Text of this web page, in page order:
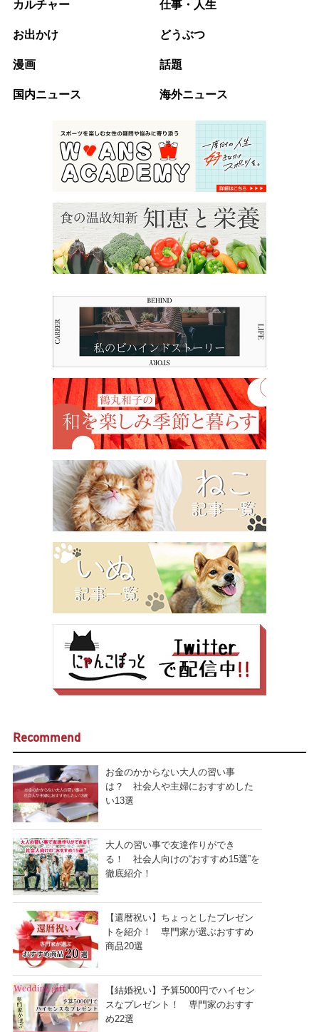
カルチャー 仕事・人生
お出かけ どうぶつ
漫画 話題
国内ニュース 海外ニュース
Recommend
お金のかからない大人の習い事
は？ 社会人や主婦におすすめした
い13選
大人の習い事で友達作りができ
る！ 社会人向けの“おすすめ15選”を
徹底紹介！
【還暦祝い】ちょっとしたプレゼン
トを紹介！ 専門家が選ぶおすすめ
商品20選
【結婚祝い】予算5000円でハイセン
スなプレゼント！ 専門家のおすす
め22選